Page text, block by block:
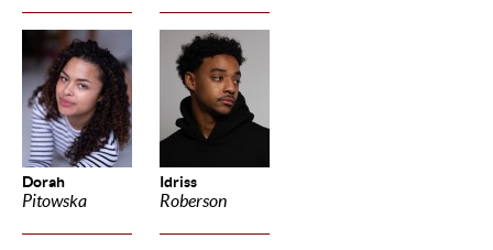
Dorah
Pitowska
Idriss
Roberson